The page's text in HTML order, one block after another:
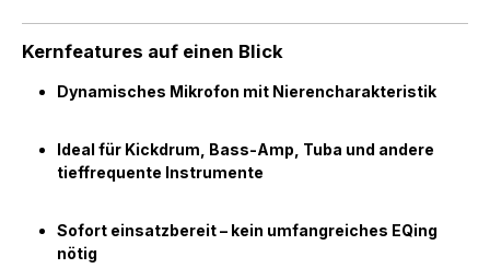
Kernfeatures auf einen Blick
Dynamisches Mikrofon mit Nierencharakteristik
Ideal für Kickdrum, Bass-Amp, Tuba und andere
tieffrequente Instrumente
Sofort einsatzbereit – kein umfangreiches EQing
nötig